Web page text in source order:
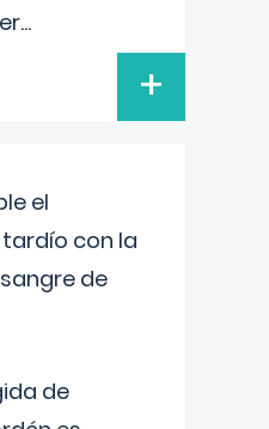
...
+
el
con la
de
de